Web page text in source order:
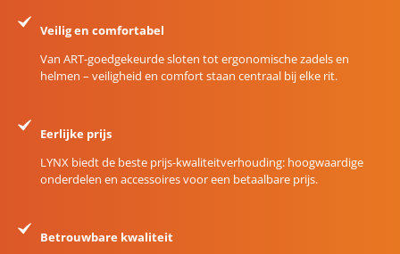
Veilig en comfortabel
Van ART-goedgekeurde sloten tot ergonomische zadels en
helmen – veiligheid en comfort staan centraal bij elke rit.
Eerlijke prijs
LYNX biedt de beste prijs-kwaliteitverhouding: hoogwaardige
onderdelen en accessoires voor een betaalbare prijs.
Betrouwbare kwaliteit